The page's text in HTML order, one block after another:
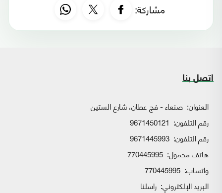
مشاركة:
اتصل بنا
العنوان: صنعاء - فج عطان، شارع الستين
رقم التلفون: 9671450121
رقم التلفون: 9671445993
هاتف محمول: 770445995
واتساب:
البريد الإلكتروني: راسلنا